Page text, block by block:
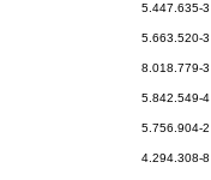
5.447.635-3
5.663.520-3
8.018.779-3
5.842.549-4
5.756.904-2
4.294.308-8